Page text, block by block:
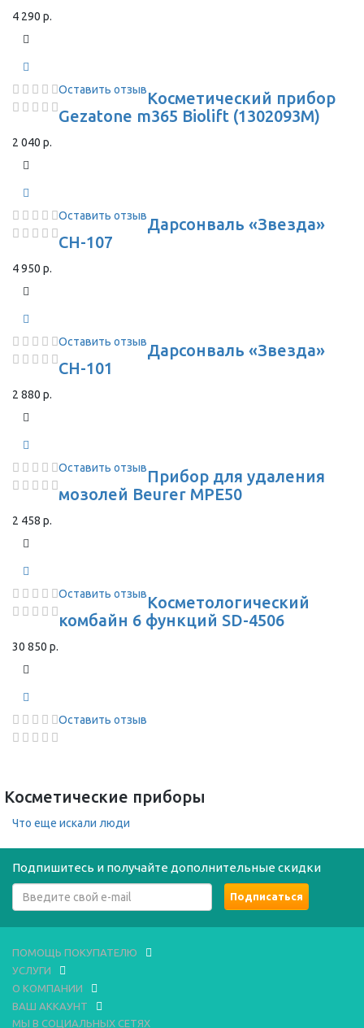
4 290 р.
Оставить отзывКосметический прибор
Gezatone m365 Biolift (1302093M)
2 040 р.
Оставить отзывДарсонваль «Звезда»
СН-107
4 950 р.
Оставить отзывДарсонваль «Звезда»
СН-101
2 880 р.
Оставить отзывПрибор для удаления
мозолей Beurer MPE50
2 458 р.
Оставить отзывКосметологический
комбайн 6 функций SD-4506
30 850 р.
Оставить отзыв
Косметические приборы
Что еще искали люди
Подпишитесь и получайте дополнительные скидки
ПОМОЩЬ ПОКУПАТЕЛЮ
УСЛУГИ
О КОМПАНИИ
ВАШ АККАУНТ
МЫ В СОЦИАЛЬНЫХ СЕТЯХ